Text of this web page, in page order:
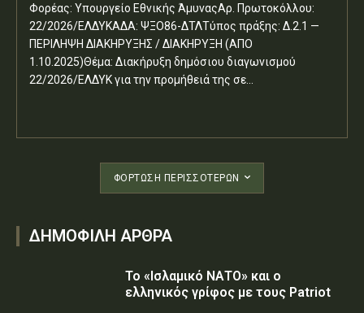
Φορέας: Υπουργείο Εθνικής ΆμυναςΑρ. Πρωτοκόλλου:
22/2026/ΕΛΔΥΚΑΔΑ: ΨΞΟ86-ΔΤΛΤύπος πράξης: Δ.2.1 —
ΠΕΡΙΛΗΨΗ ΔΙΑΚΗΡΥΞΗΣ / ΔΙΑΚΗΡΥΞΗ (ΑΠΟ
1.10.2025)Θέμα: Διακήρυξη δημόσιου διαγωνισμού
22/2026/ΕΛΔΥΚ για την προμήθειά της σε...
ΦΌΡΤΩΣΗ ΠΕΡΙΣΣΟΤΈΡΩΝ
ΔΗΜΟΦΙΛΗ ΑΡΘΡΑ
Το «Ισλαμικό ΝΑΤΟ» και ο
ελληνικός γρίφος με τους Patriot